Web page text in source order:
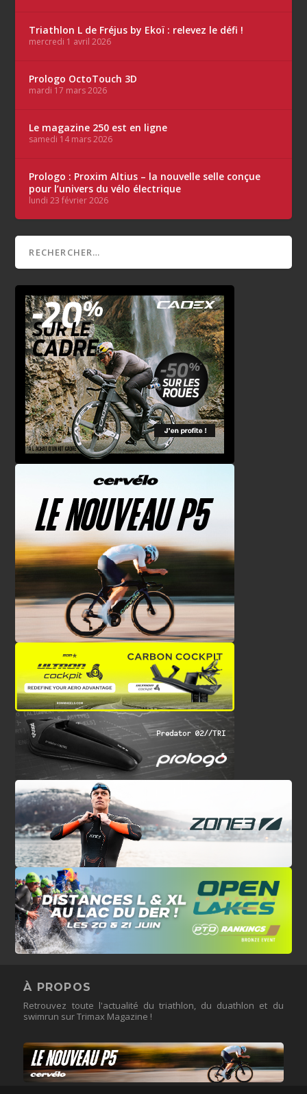
Triathlon L de Fréjus by Ekoï : relevez le défi !
mercredi 1 avril 2026
Prologo OctoTouch 3D
mardi 17 mars 2026
Le magazine 250 est en ligne
samedi 14 mars 2026
Prologo : Proxim Altius – la nouvelle selle conçue
pour l’univers du vélo électrique
lundi 23 février 2026
À PROPOS
Retrouvez toute l'actualité du triathlon, du duathlon et du
swimrun sur Trimax Magazine !